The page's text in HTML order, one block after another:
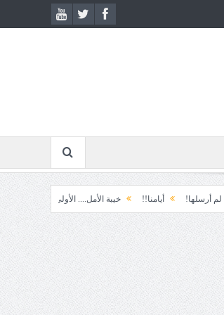
أيامنا!! خيبة الأمل.... الأولى! خذ وطالب